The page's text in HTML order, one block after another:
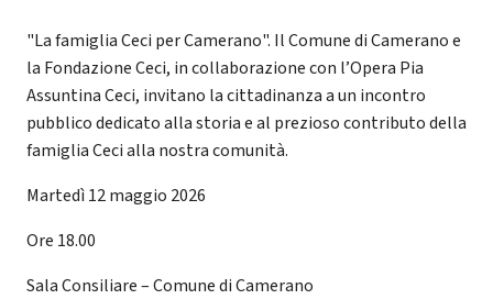
"La famiglia Ceci per Camerano". Il Comune di Camerano e
la Fondazione Ceci, in collaborazione con l’Opera Pia
Assuntina Ceci, invitano la cittadinanza a un incontro
pubblico dedicato alla storia e al prezioso contributo della
famiglia Ceci alla nostra comunità.
Martedì 12 maggio 2026
Ore 18.00
Sala Consiliare – Comune di Camerano